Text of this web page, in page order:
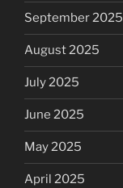
September 2025
August 2025
July 2025
June 2025
May 2025
April 2025